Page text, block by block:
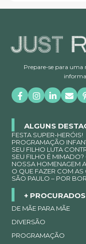
Prepare-se para uma
ALGUNS
FESTA SUPER-HERÓIS!
PROGRAMAÇÃO
SEU FILHO LUTA
SEU FILHO É
NOSSA HOMENAGEM
O QUE FAZER COM AS
SÃO PAULO – POR
+ PROCURADOS
DE MÃE PARA MÃE
DIVERSÃO
PROGRAMAÇÃO